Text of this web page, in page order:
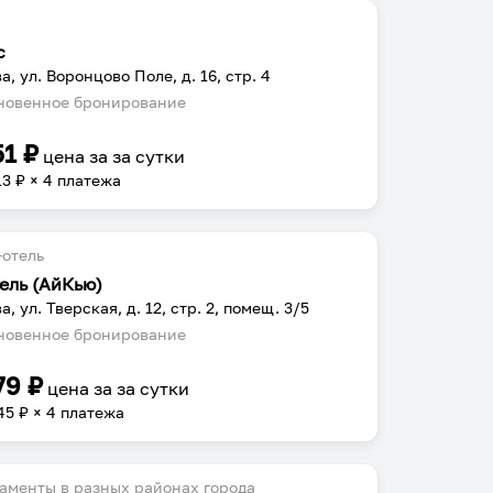
ул. Воронцово Поле, д. 16, стр. 4
бронирование
₽ цена заза сутки
₽ × 4 платежа
(АйКью)
ул. Тверская, д. 12, стр. 2, помещ. 3/5
бронирование
₽ цена заза сутки
₽ × 4 платежа
в разных районах города